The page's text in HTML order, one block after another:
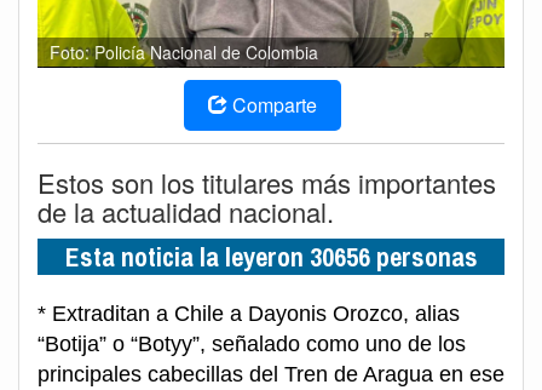
Foto: Policía Nacional de Colombia
Comparte
Estos son los titulares más importantes
de la actualidad nacional.
Esta noticia la leyeron 30656 personas
* Extraditan a Chile a Dayonis Orozco, alias
“Botija” o “Botyy”, señalado como uno de los
principales cabecillas del Tren de Aragua en ese